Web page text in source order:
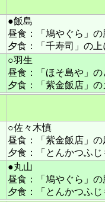
●飯島
昼食：「鳩やぐら」
夕食：「千寿司」の上
○羽生
昼食：「ほそ島や」
夕食：「紫金飯店」の
○佐々木慎
昼食：「紫金飯店」
夕食：「とんかつふ
●丸山
昼食：「鳩やぐら」
夕食：「とんかつふ